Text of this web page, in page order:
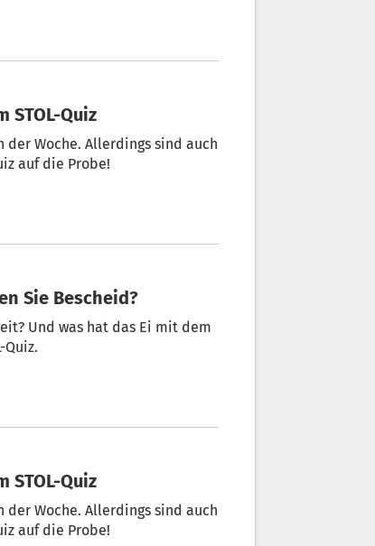
STOL-Quiz
Woche. Allerdings sind auch
auf die Probe!
Sie Bescheid?
Und was hat das Ei mit dem
Quiz.
STOL-Quiz
Woche. Allerdings sind auch
auf die Probe!